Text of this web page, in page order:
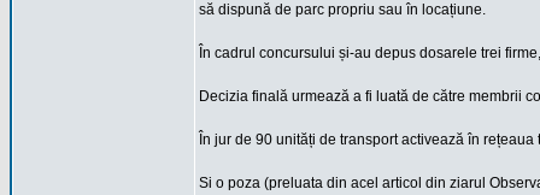
să dispună de parc propriu sau în locațiune.
În cadrul concursului și-au depus dosarele trei firme,
Decizia finală urmează a fi luată de către membrii
În jur de 90 unități de transport activează în
Si o poza (preluata din acel articol din ziarul